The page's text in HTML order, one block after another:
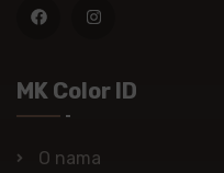
MK Color ID
O nama